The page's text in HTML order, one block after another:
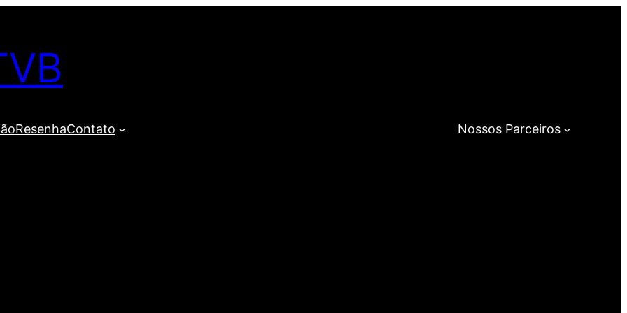
ResenhaContato Nossos Parceiros